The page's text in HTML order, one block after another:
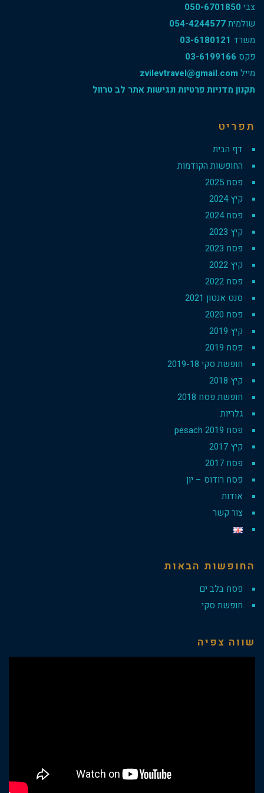
צבי 050-6701850
שולמית054-4244577
משרד 03-6180121
פקס 03-6199166
מייל zvilevtravel@gmail.com
תקנון מדניות פרטיות ונגישות אתר לב טרוול
תפריט
דף הבית
החופשות הקודמות
פסח 2025
קיץ 2024
פסח 2024
קיץ 2023
פסח 2023
קיץ 2022
פסח 2022
סנט אנטון 2021
פסח 2020
קיץ 2019
פסח 2019
חופשת סקי 2019-18
קיץ 2018
חופשת פסח 2018
גלריות
פסח 2019 pesach
קיץ 2017
פסח 2017
פסח רודוס – יון
אודות
צור קשר
החופשות הבאות
פסח בלב ים
חופשת סקי
שווה צפיה